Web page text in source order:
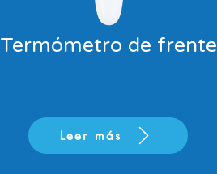
Termómetro de frente
Leer más